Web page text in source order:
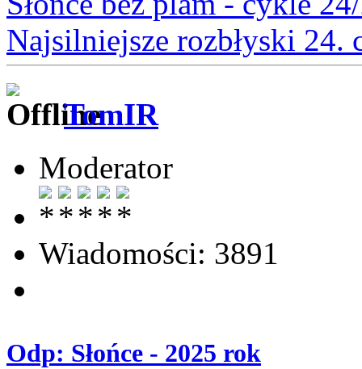
Najsilniejsze rozbłyski 24.
TomIR
Moderator
Wiadomości: 3891
Odp: Słońce - 2025 rok